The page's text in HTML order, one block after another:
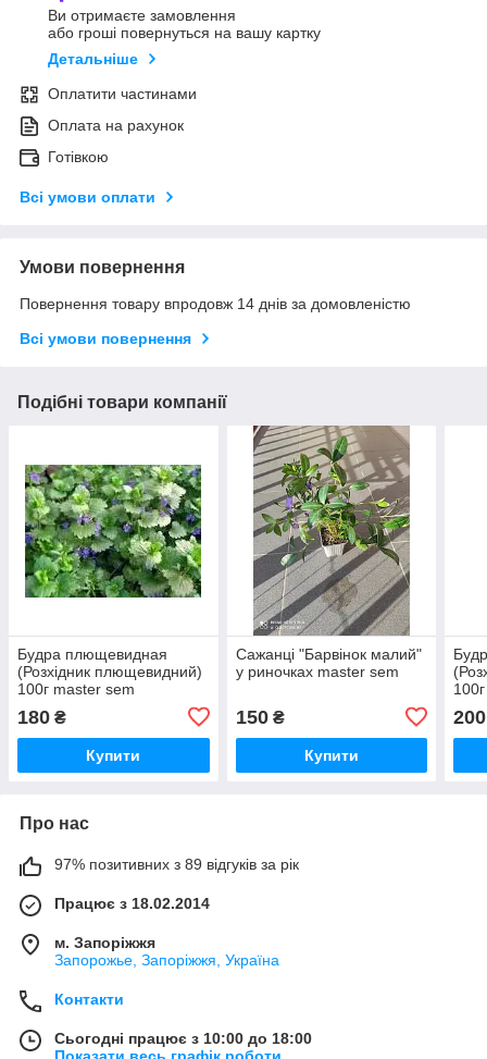
Ви отримаєте замовлення
або гроші повернуться на вашу картку
Детальніше
Оплатити частинами
Оплата на рахунок
Готівкою
Всі умови оплати
Умови повернення
Повернення товару впродовж 14 днів за домовленістю
Всі умови повернення
Подібні товари компанії
Будра плющевидная
(Розхідник плющевидний)
100г master sem
180 ₴
Купити
Сажанці "Барвінок малий"
у риночках master sem
150₴
Купити
200
Про нас
97% позитивних з 89 відгуків за рік
Працює з 18.02.2014
м. Запоріжжя
Запорожье, Запоріжжя, Україна
Контакти
Сьогодні працює з 10:00 до 18:00